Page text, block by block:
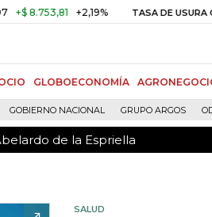
+2,19% TASA DE USURA
GLOBOECONOMÍA
GOBIERNO NACIONAL GRUPO ARGOS
de la Espriella
de la Espriella
SALUD